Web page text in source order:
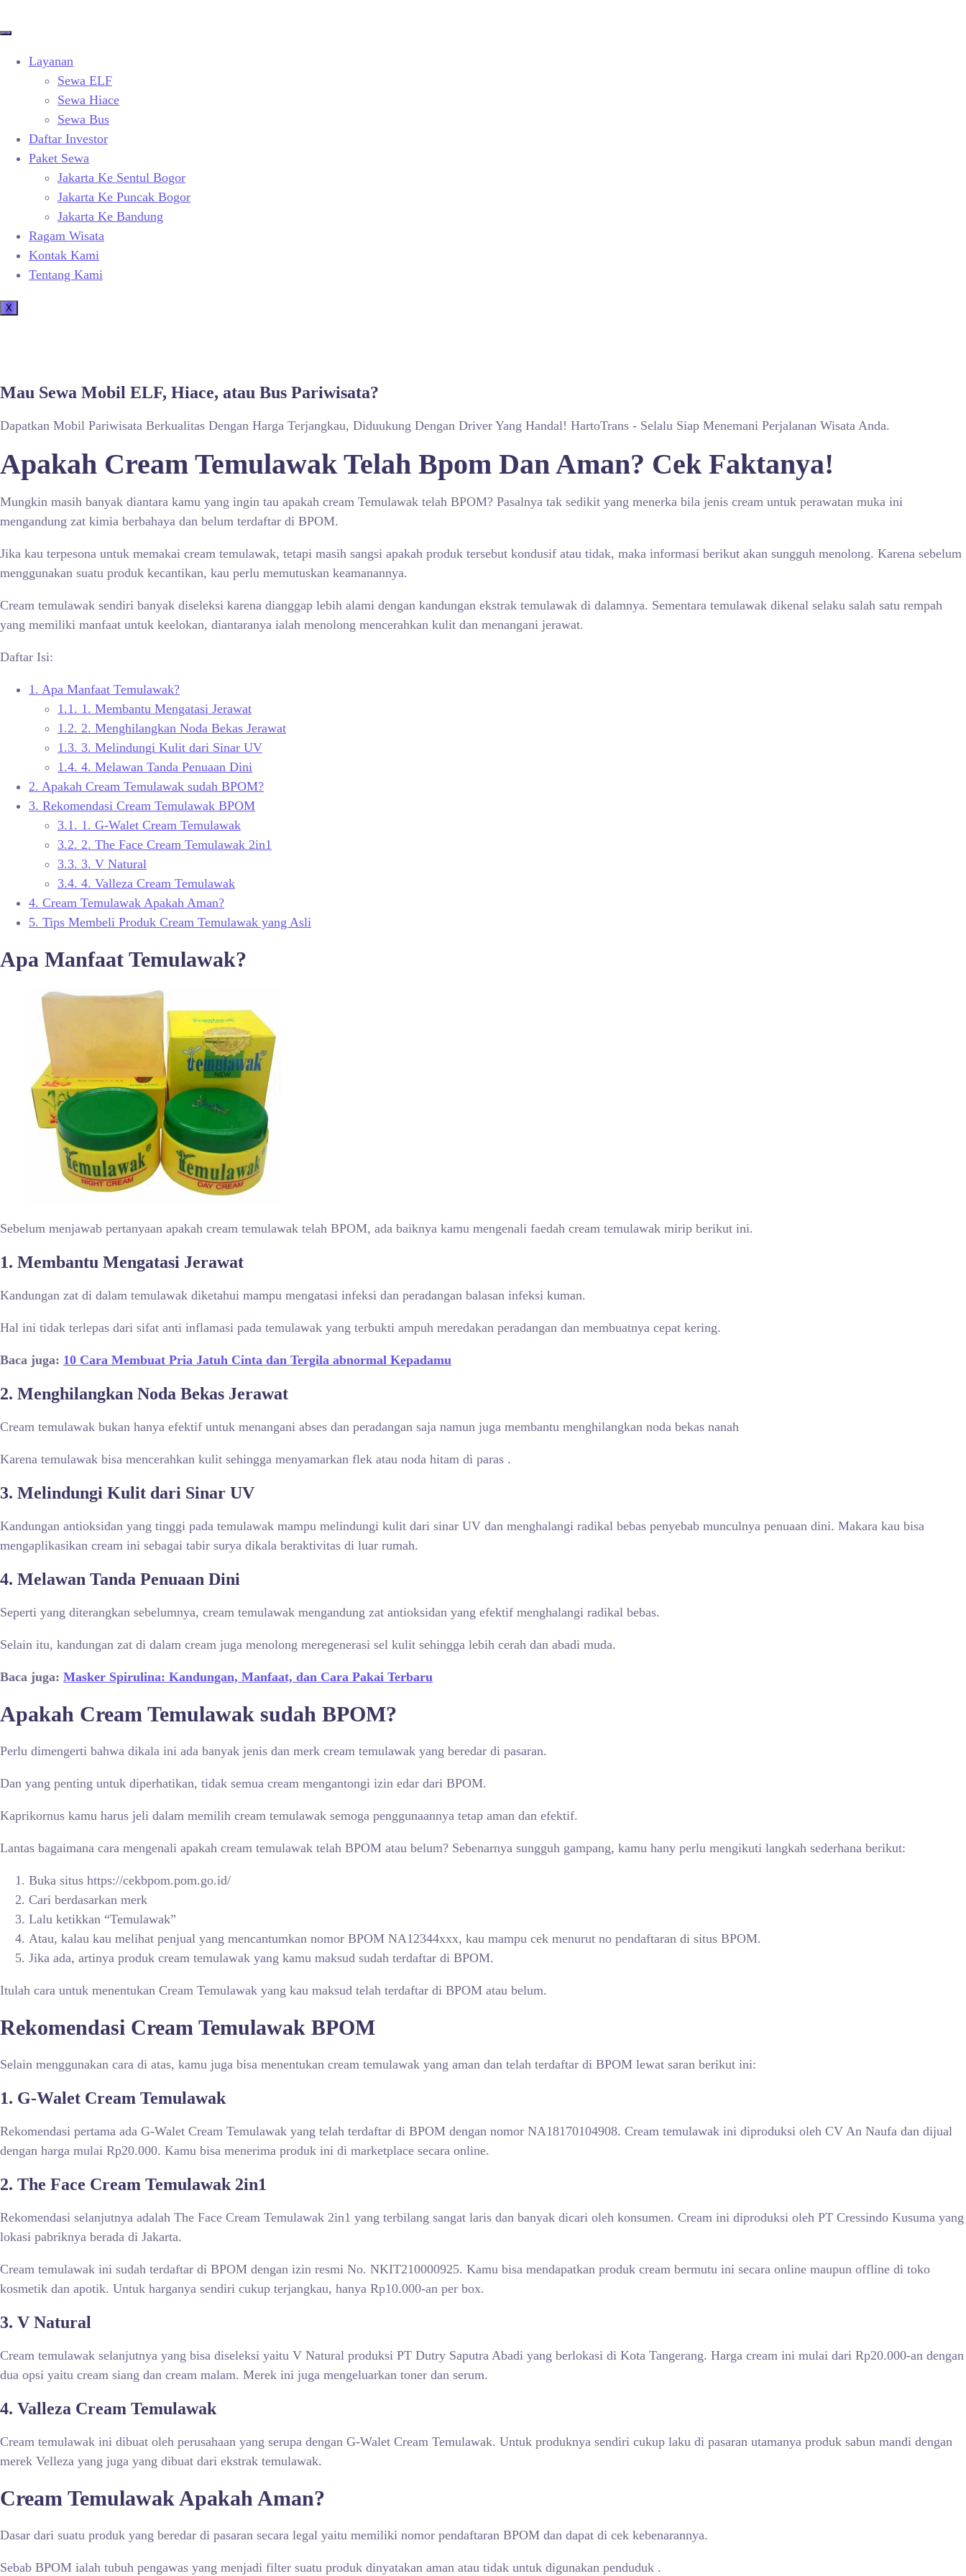
Layanan
Sewa ELF
Sewa Hiace
Sewa Bus
Daftar Investor
Paket Sewa
Jakarta Ke Sentul Bogor
Jakarta Ke Puncak Bogor
Jakarta Ke Bandung
Ragam Wisata
Kontak Kami
Tentang Kami
X
Mau Sewa Mobil ELF, Hiace, atau Bus Pariwisata?
Dapatkan Mobil Pariwisata Berkualitas Dengan Harga Terjangkau, Diduukung Dengan Driver Yang Handal! HartoTrans - Selalu Siap Menemani Perjalanan Wisata Anda.
Apakah Cream Temulawak Telah Bpom Dan Aman? Cek Faktanya!
Mungkin masih banyak diantara kamu yang ingin tau apakah cream Temulawak telah BPOM? Pasalnya tak sedikit yang menerka bila jenis cream untuk perawatan muka ini
mengandung zat kimia berbahaya dan belum terdaftar di BPOM.
Jika kau terpesona untuk memakai cream temulawak, tetapi masih sangsi apakah produk tersebut kondusif atau tidak, maka informasi berikut akan sungguh menolong. Karena sebelum
menggunakan suatu produk kecantikan, kau perlu memutuskan keamanannya.
Cream temulawak sendiri banyak diseleksi karena dianggap lebih alami dengan kandungan ekstrak temulawak di dalamnya. Sementara temulawak dikenal selaku salah satu rempah
yang memiliki manfaat untuk keelokan, diantaranya ialah menolong mencerahkan kulit dan menangani jerawat.
Daftar Isi:
1. Apa Manfaat Temulawak?
1.1. 1. Membantu Mengatasi Jerawat
1.2. 2. Menghilangkan Noda Bekas Jerawat
1.3. 3. Melindungi Kulit dari Sinar UV
1.4. 4. Melawan Tanda Penuaan Dini
2. Apakah Cream Temulawak sudah BPOM?
3. Rekomendasi Cream Temulawak BPOM
3.1. 1. G-Walet Cream Temulawak
3.2. 2. The Face Cream Temulawak 2in1
3.3. 3. V Natural
3.4. 4. Valleza Cream Temulawak
4. Cream Temulawak Apakah Aman?
5. Tips Membeli Produk Cream Temulawak yang Asli
Apa Manfaat Temulawak?
Sebelum menjawab pertanyaan apakah cream temulawak telah BPOM, ada baiknya kamu mengenali faedah cream temulawak mirip berikut ini.
1. Membantu Mengatasi Jerawat
Kandungan zat di dalam temulawak diketahui mampu mengatasi infeksi dan peradangan balasan infeksi kuman.
Hal ini tidak terlepas dari sifat anti inflamasi pada temulawak yang terbukti ampuh meredakan peradangan dan membuatnya cepat kering.
Baca juga: 10 Cara Membuat Pria Jatuh Cinta dan Tergila abnormal Kepadamu
2. Menghilangkan Noda Bekas Jerawat
Cream temulawak bukan hanya efektif untuk menangani abses dan peradangan saja namun juga membantu menghilangkan noda bekas nanah
Karena temulawak bisa mencerahkan kulit sehingga menyamarkan flek atau noda hitam di paras .
3. Melindungi Kulit dari Sinar UV
Kandungan antioksidan yang tinggi pada temulawak mampu melindungi kulit dari sinar UV dan menghalangi radikal bebas penyebab munculnya penuaan dini. Makara kau bisa
mengaplikasikan cream ini sebagai tabir surya dikala beraktivitas di luar rumah.
4. Melawan Tanda Penuaan Dini
Seperti yang diterangkan sebelumnya, cream temulawak mengandung zat antioksidan yang efektif menghalangi radikal bebas.
Selain itu, kandungan zat di dalam cream juga menolong meregenerasi sel kulit sehingga lebih cerah dan abadi muda.
Baca juga: Masker Spirulina: Kandungan, Manfaat, dan Cara Pakai Terbaru
Apakah Cream Temulawak sudah BPOM?
Perlu dimengerti bahwa dikala ini ada banyak jenis dan merk cream temulawak yang beredar di pasaran.
Dan yang penting untuk diperhatikan, tidak semua cream mengantongi izin edar dari BPOM.
Kaprikornus kamu harus jeli dalam memilih cream temulawak semoga penggunaannya tetap aman dan efektif.
Lantas bagaimana cara mengenali apakah cream temulawak telah BPOM atau belum? Sebenarnya sungguh gampang, kamu hany perlu mengikuti langkah sederhana berikut:
Buka situs https://cekbpom.pom.go.id/
Cari berdasarkan merk
Lalu ketikkan “Temulawak”
Atau, kalau kau melihat penjual yang mencantumkan nomor BPOM NA12344xxx, kau mampu cek menurut no pendaftaran di situs BPOM.
Jika ada, artinya produk cream temulawak yang kamu maksud sudah terdaftar di BPOM.
Itulah cara untuk menentukan Cream Temulawak yang kau maksud telah terdaftar di BPOM atau belum.
Rekomendasi Cream Temulawak BPOM
Selain menggunakan cara di atas, kamu juga bisa menentukan cream temulawak yang aman dan telah terdaftar di BPOM lewat saran berikut ini:
1. G-Walet Cream Temulawak
Rekomendasi pertama ada G-Walet Cream Temulawak yang telah terdaftar di BPOM dengan nomor NA18170104908. Cream temulawak ini diproduksi oleh CV An Naufa dan dijual
dengan harga mulai Rp20.000. Kamu bisa menerima produk ini di marketplace secara online.
2. The Face Cream Temulawak 2in1
Rekomendasi selanjutnya adalah The Face Cream Temulawak 2in1 yang terbilang sangat laris dan banyak dicari oleh konsumen. Cream ini diproduksi oleh PT Cressindo Kusuma yang
lokasi pabriknya berada di Jakarta.
Cream temulawak ini sudah terdaftar di BPOM dengan izin resmi No. NKIT210000925. Kamu bisa mendapatkan produk cream bermutu ini secara online maupun offline di toko
kosmetik dan apotik. Untuk harganya sendiri cukup terjangkau, hanya Rp10.000-an per box.
3. V Natural
Cream temulawak selanjutnya yang bisa diseleksi yaitu V Natural produksi PT Dutry Saputra Abadi yang berlokasi di Kota Tangerang. Harga cream ini mulai dari Rp20.000-an dengan
dua opsi yaitu cream siang dan cream malam. Merek ini juga mengeluarkan toner dan serum.
4. Valleza Cream Temulawak
Cream temulawak ini dibuat oleh perusahaan yang serupa dengan G-Walet Cream Temulawak. Untuk produknya sendiri cukup laku di pasaran utamanya produk sabun mandi dengan
merek Velleza yang juga yang dibuat dari ekstrak temulawak.
Cream Temulawak Apakah Aman?
Dasar dari suatu produk yang beredar di pasaran secara legal yaitu memiliki nomor pendaftaran BPOM dan dapat di cek kebenarannya.
Sebab BPOM ialah tubuh pengawas yang menjadi filter suatu produk dinyatakan aman atau tidak untuk digunakan penduduk .